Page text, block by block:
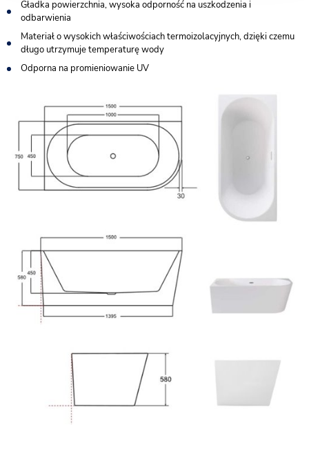
Gładka powierzchnia, wysoka odporność na uszkodzenia i
odbarwienia
Materiał o wysokich właściwościach termoizolacyjnych, dzięki czemu
długo utrzymuje temperaturę wody
Odporna na promieniowanie UV